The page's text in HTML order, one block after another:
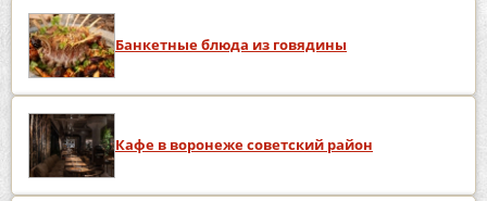
Банкетные блюда из говядины
Кафе в воронеже советский район